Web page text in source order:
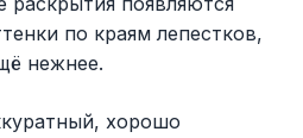
по краям лепестков,
нежнее.
хорошо